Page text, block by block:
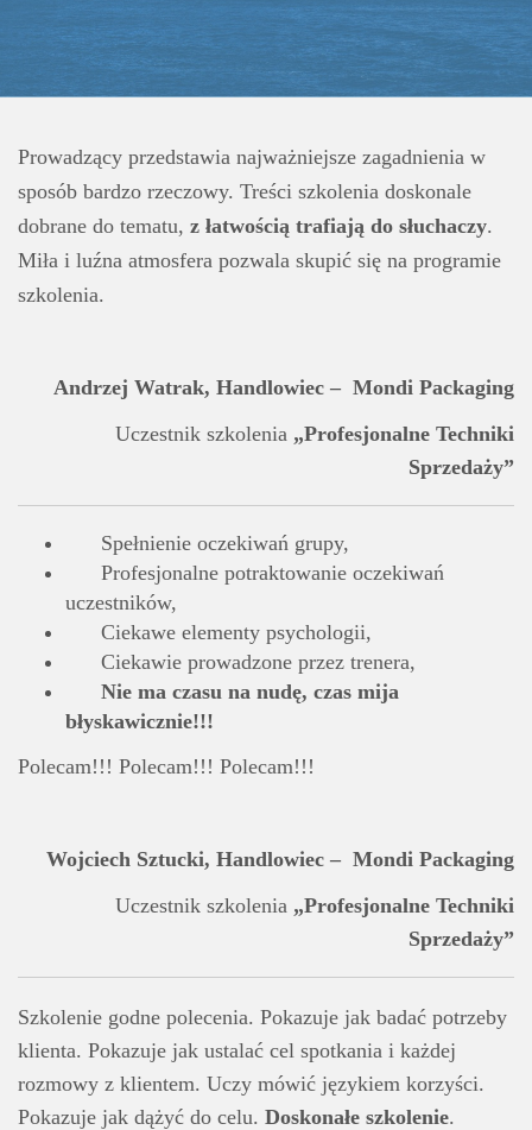
Prowadzący przedstawia najważniejsze zagadnienia w
sposób bardzo rzeczowy. Treści szkolenia doskonale
dobrane do tematu, z łatwością trafiają do słuchaczy.
Miła i luźna atmosfera pozwala skupić się na programie
szkolenia.
Andrzej Watrak, Handlowiec – Mondi Packaging
Uczestnik szkolenia „Profesjonalne Techniki
Sprzedaży”
Spełnienie oczekiwań grupy,
Profesjonalne potraktowanie oczekiwań
uczestników,
Ciekawe elementy psychologii,
Ciekawie prowadzone przez trenera,
Nie ma czasu na nudę, czas mija
błyskawicznie!!!
Polecam!!! Polecam!!! Polecam!!!
Wojciech Sztucki, Handlowiec – Mondi Packaging
Uczestnik szkolenia „Profesjonalne Techniki
Sprzedaży”
Szkolenie godne polecenia. Pokazuje jak badać potrzeby
klienta. Pokazuje jak ustalać cel spotkania i każdej
rozmowy z klientem. Uczy mówić językiem korzyści.
Pokazuje jak dążyć do celu. Doskonałe szkolenie.